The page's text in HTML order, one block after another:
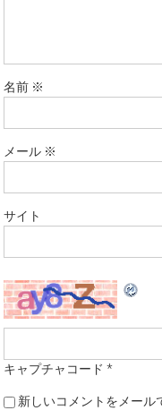
名前 ※
メール ※
サイト
キャプチャコード *
新しいコメントをメール